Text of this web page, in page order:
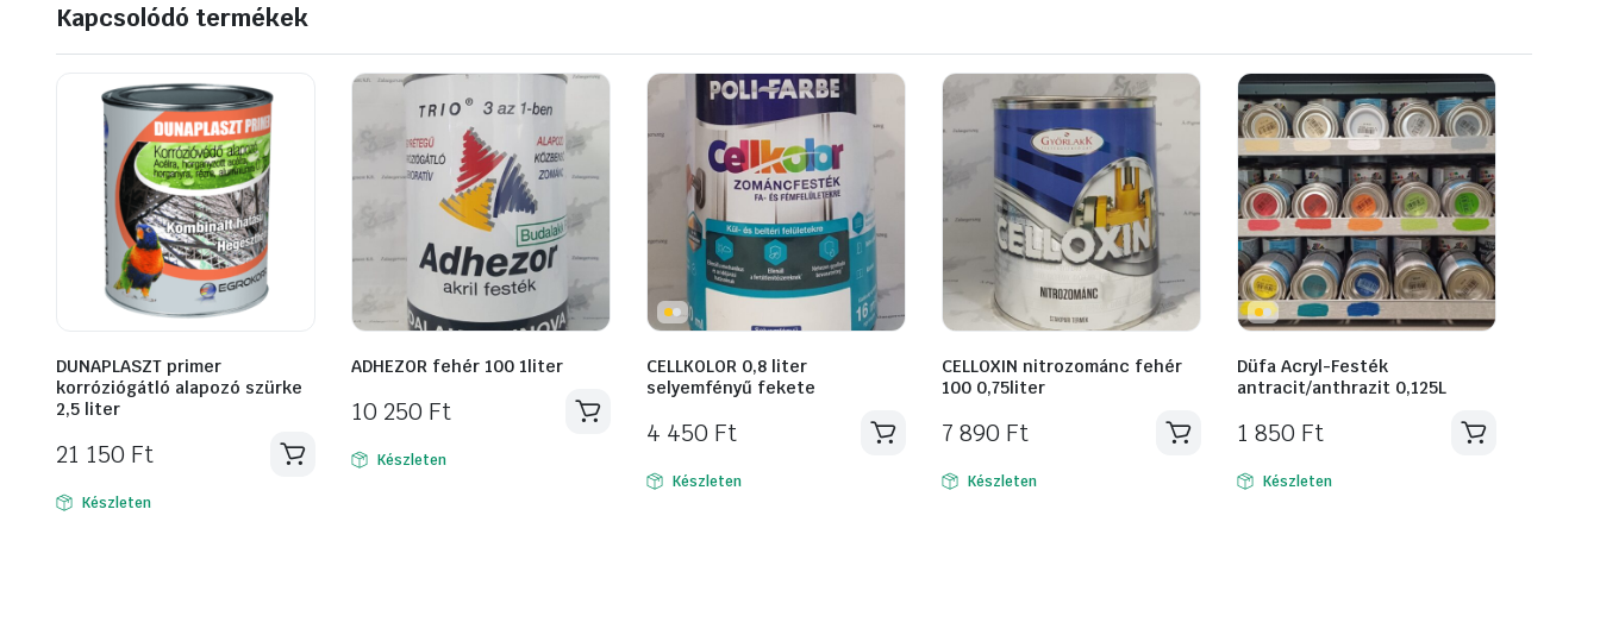
Kapcsolódó termékek
DUNAPLASZT primer
korróziógátló alapozó szürke
2,5 liter
21 150 Ft
Készleten
ADHEZOR fehér 100 1liter
10 250 Ft
Készleten
CELLKOLOR 0,8 liter
selyemfényű fekete
4 450 Ft
Készleten
CELLOXIN nitrozománc fehér
100 0,75liter
7 890 Ft
Készleten
Düfa Acryl-Festék
antracit/anthrazit 0,125L
1 850 Ft
Készleten